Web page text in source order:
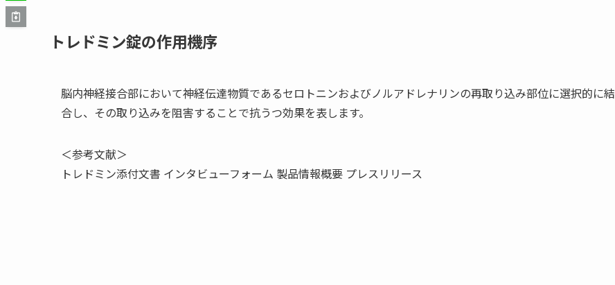
トレドミン錠の作用機序
脳内神経接合部において神経伝達物質であるセロトニンおよびノルアドレナリンの再取り込み部位に選択的に結
合し、その取り込みを阻害することで抗うつ効果を表します。
＜参考文献＞
トレドミン添付文書 インタビューフォーム 製品情報概要 プレスリリース